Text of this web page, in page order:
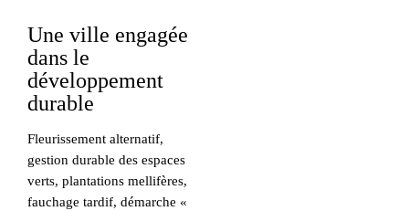
Une ville engagée
dans le
développement
durable
Fleurissement alternatif,
gestion durable des espaces
verts, plantations mellifères,
fauchage tardif, démarche «